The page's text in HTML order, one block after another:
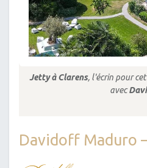
Jetty à Clarens, l'écrin pour
avec
Davidoff Maduro